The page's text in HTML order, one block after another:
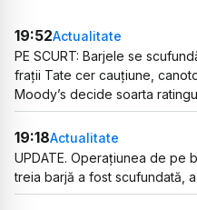
19:52Actualitate
PE SCURT: Barjele se
frații Tate cer cauțiune,
Moody’s decide soarta
19:18Actualitate
UPDATE. Operațiunea de pe
treia barjă a fost scufundată,